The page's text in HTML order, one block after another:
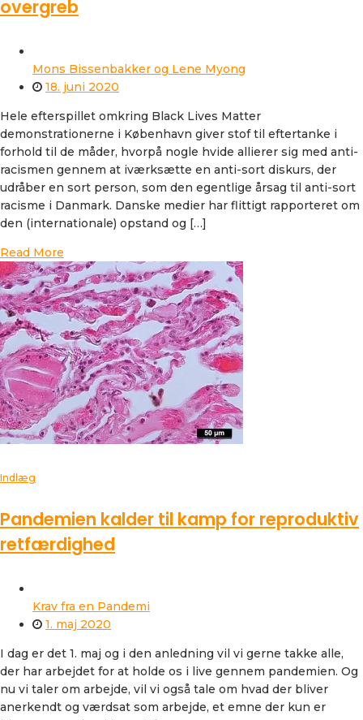
overgreb
Mons Bissenbakker og Lene Myong
18. juni 2020
Hele efterspillet omkring Black Lives Matter
demonstrationerne i København giver stof til eftertanke i
forhold til de måder, hvorpå nogle hvide allierer sig med anti-
racismen gennem at iværksætte en anti-sort diskurs, der
udråber en sort person, som den egentlige årsag til anti-sort
racisme i Danmark. Danske medier har flittigt rapporteret om
den (internationale) opstand og […]
Read More
Indlæg
Pandemien kalder til kamp for reproduktiv
retfærdighed
Krav fra en Pandemi
1. maj 2020
I dag er det 1. maj og i den anledning vil vi gerne takke alle,
der har arbejdet for at holde os i live gennem pandemien. Og
nu vi taler om arbejde, vil vi også tale om hvad der bliver
anerkendt og værdsat som arbejde, et emne der kun er